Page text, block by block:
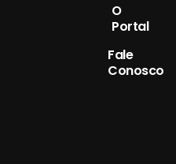
O
Portal
Fale
Conosco